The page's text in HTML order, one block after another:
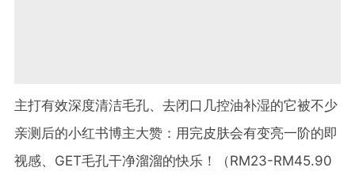
主打有效深度清洁毛孔、去闭口几控油补湿的它被不少
亲测后的小红书博主大赞：用完皮肤会有变亮一阶的即
视感、GET毛孔干净溜溜的快乐！（RM23-RM45.90